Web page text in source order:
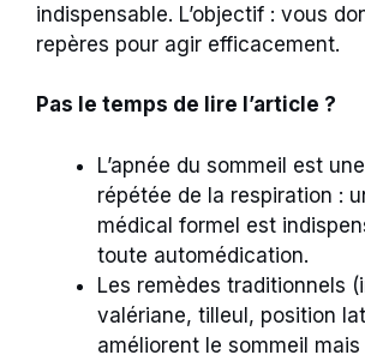
indispensable. L’objectif : vous
repères pour agir efficacement.
Pas le temps de lire l’article ?
L’apnée du sommeil est
répétée de la respiration :
médical formel est
toute automédication.
Les remèdes traditionnels
valériane, tilleul, position
améliorent le sommeil